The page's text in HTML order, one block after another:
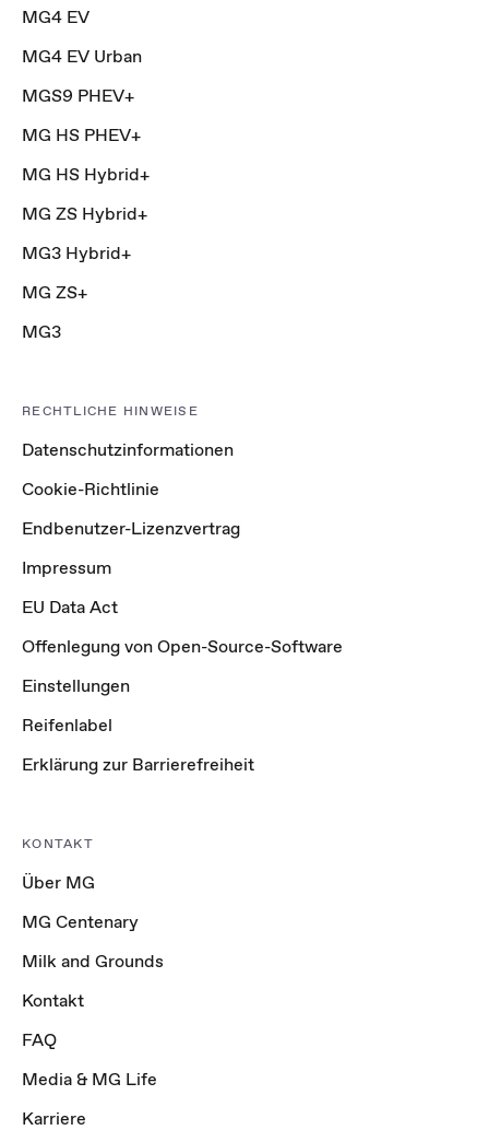
MG4 EV
MG4 EV Urban
MGS9 PHEV+
MG HS PHEV+
MG HS Hybrid+
MG ZS Hybrid+
MG3 Hybrid+
MG ZS+
MG3
RECHTLICHE HINWEISE
Datenschutzinformationen
Cookie-Richtlinie
Endbenutzer-Lizenzvertrag
Impressum
EU Data Act
Offenlegung von Open-Source-Software
Einstellungen
Reifenlabel
Erklärung zur Barrierefreiheit
KONTAKT
Über MG
MG Centenary
Milk and Grounds
Kontakt
FAQ
Media & MG Life
Karriere